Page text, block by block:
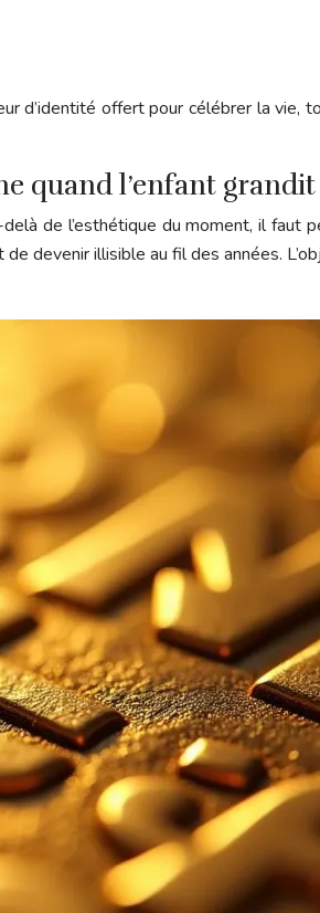
d’identité offert pour célébrer la vie,
quand l’enfant grandit
de l’esthétique du moment, il faut
devenir illisible au fil des années.